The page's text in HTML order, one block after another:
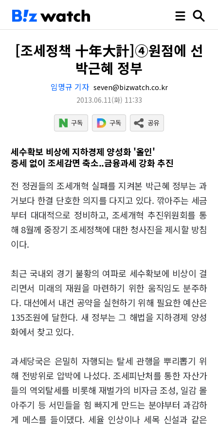
[조세정책 十年大計]④원점에 선
박근혜 정부
임명규 기자 seven@bizwatch.co.kr
2013.06.11(화) 11:33
세수확보 비상에 지하경제 양성화 '올인'
증세 없이 조세감면 축소..금융과세 강화 추진
전 정권들의 조세개혁 실패를 지켜본 박근혜 정부는 과
거보다 한결 단호한 의지를 다지고 있다. 깎아주는 세금
부터 대대적으로 정비하고, 조세개혁 추진위원회를 통
해 8월께 중장기 조세정책에 대한 청사진을 제시할 방침
이다.
최근 국내외 경기 불황의 여파로 세수확보에 비상이 걸
리면서 미래의 재원을 마련하기 위한 움직임도 분주하
다. 대선에서 내건 공약을 실현하기 위해 필요한 예산은
135조원에 달한다. 새 정부는 그 해법을 지하경제 양성
화에서 찾고 있다.
과세당국은 은밀히 자행되는 탈세 관행을 뿌리뽑기 위
해 전방위로 압박에 나섰다. 조세피난처를 통한 자산가
들의 역외탈세를 비롯해 재벌가의 비자금 조성, 일감 몰
아주기 등 서민들을 힘 빠지게 만드는 분야부터 과감하
게 메스를 들이댔다. 세율 인상이나 세목 신설과 같은